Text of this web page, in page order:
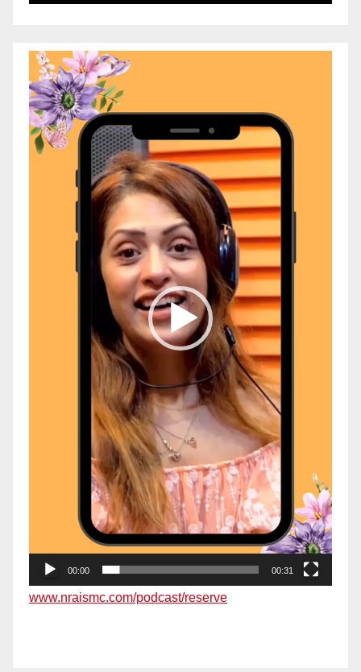
Video
Player
00:00 00:31
www.nraismc.com/podcast/reserve